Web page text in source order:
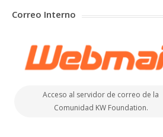
Correo Interno
Acceso al servidor de correo de la
Comunidad KW Foundation.